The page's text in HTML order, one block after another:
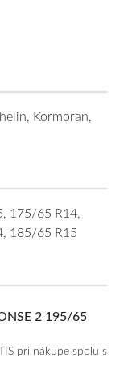
Blog
, Kormoran,
, 175/65 R14,
, 185/65 R15
2 195/65
pri nákupe spolu s